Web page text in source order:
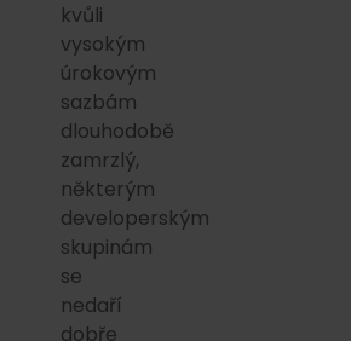
kvůli
vysokým
úrokovým
sazbám
dlouhodobě
zamrzlý,
některým
developerským
skupinám
se
nedaří
dobře